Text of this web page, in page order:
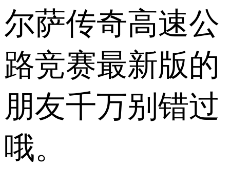
尔萨传奇高速公
路竞赛最新版的
朋友千万别错过
哦。